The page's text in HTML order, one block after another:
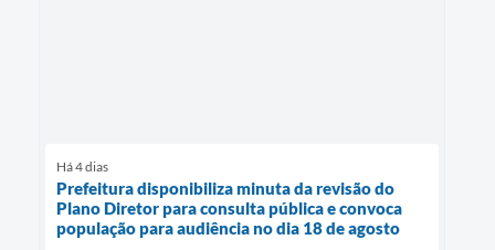
Há 4 dias
Prefeitura disponibiliza minuta da revisão do
Plano Diretor para consulta pública e convoca
população para audiência no dia 18 de agosto